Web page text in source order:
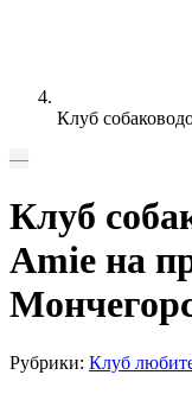
Клуб
—
Клуб
Amie на
Рубрики: Клуб